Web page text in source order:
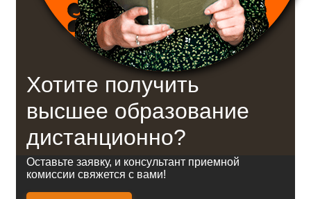
Хотите получить
высшее образование
дистанционно?
Оставьте заявку, и консультант приемной
комиссии свяжется с вами!